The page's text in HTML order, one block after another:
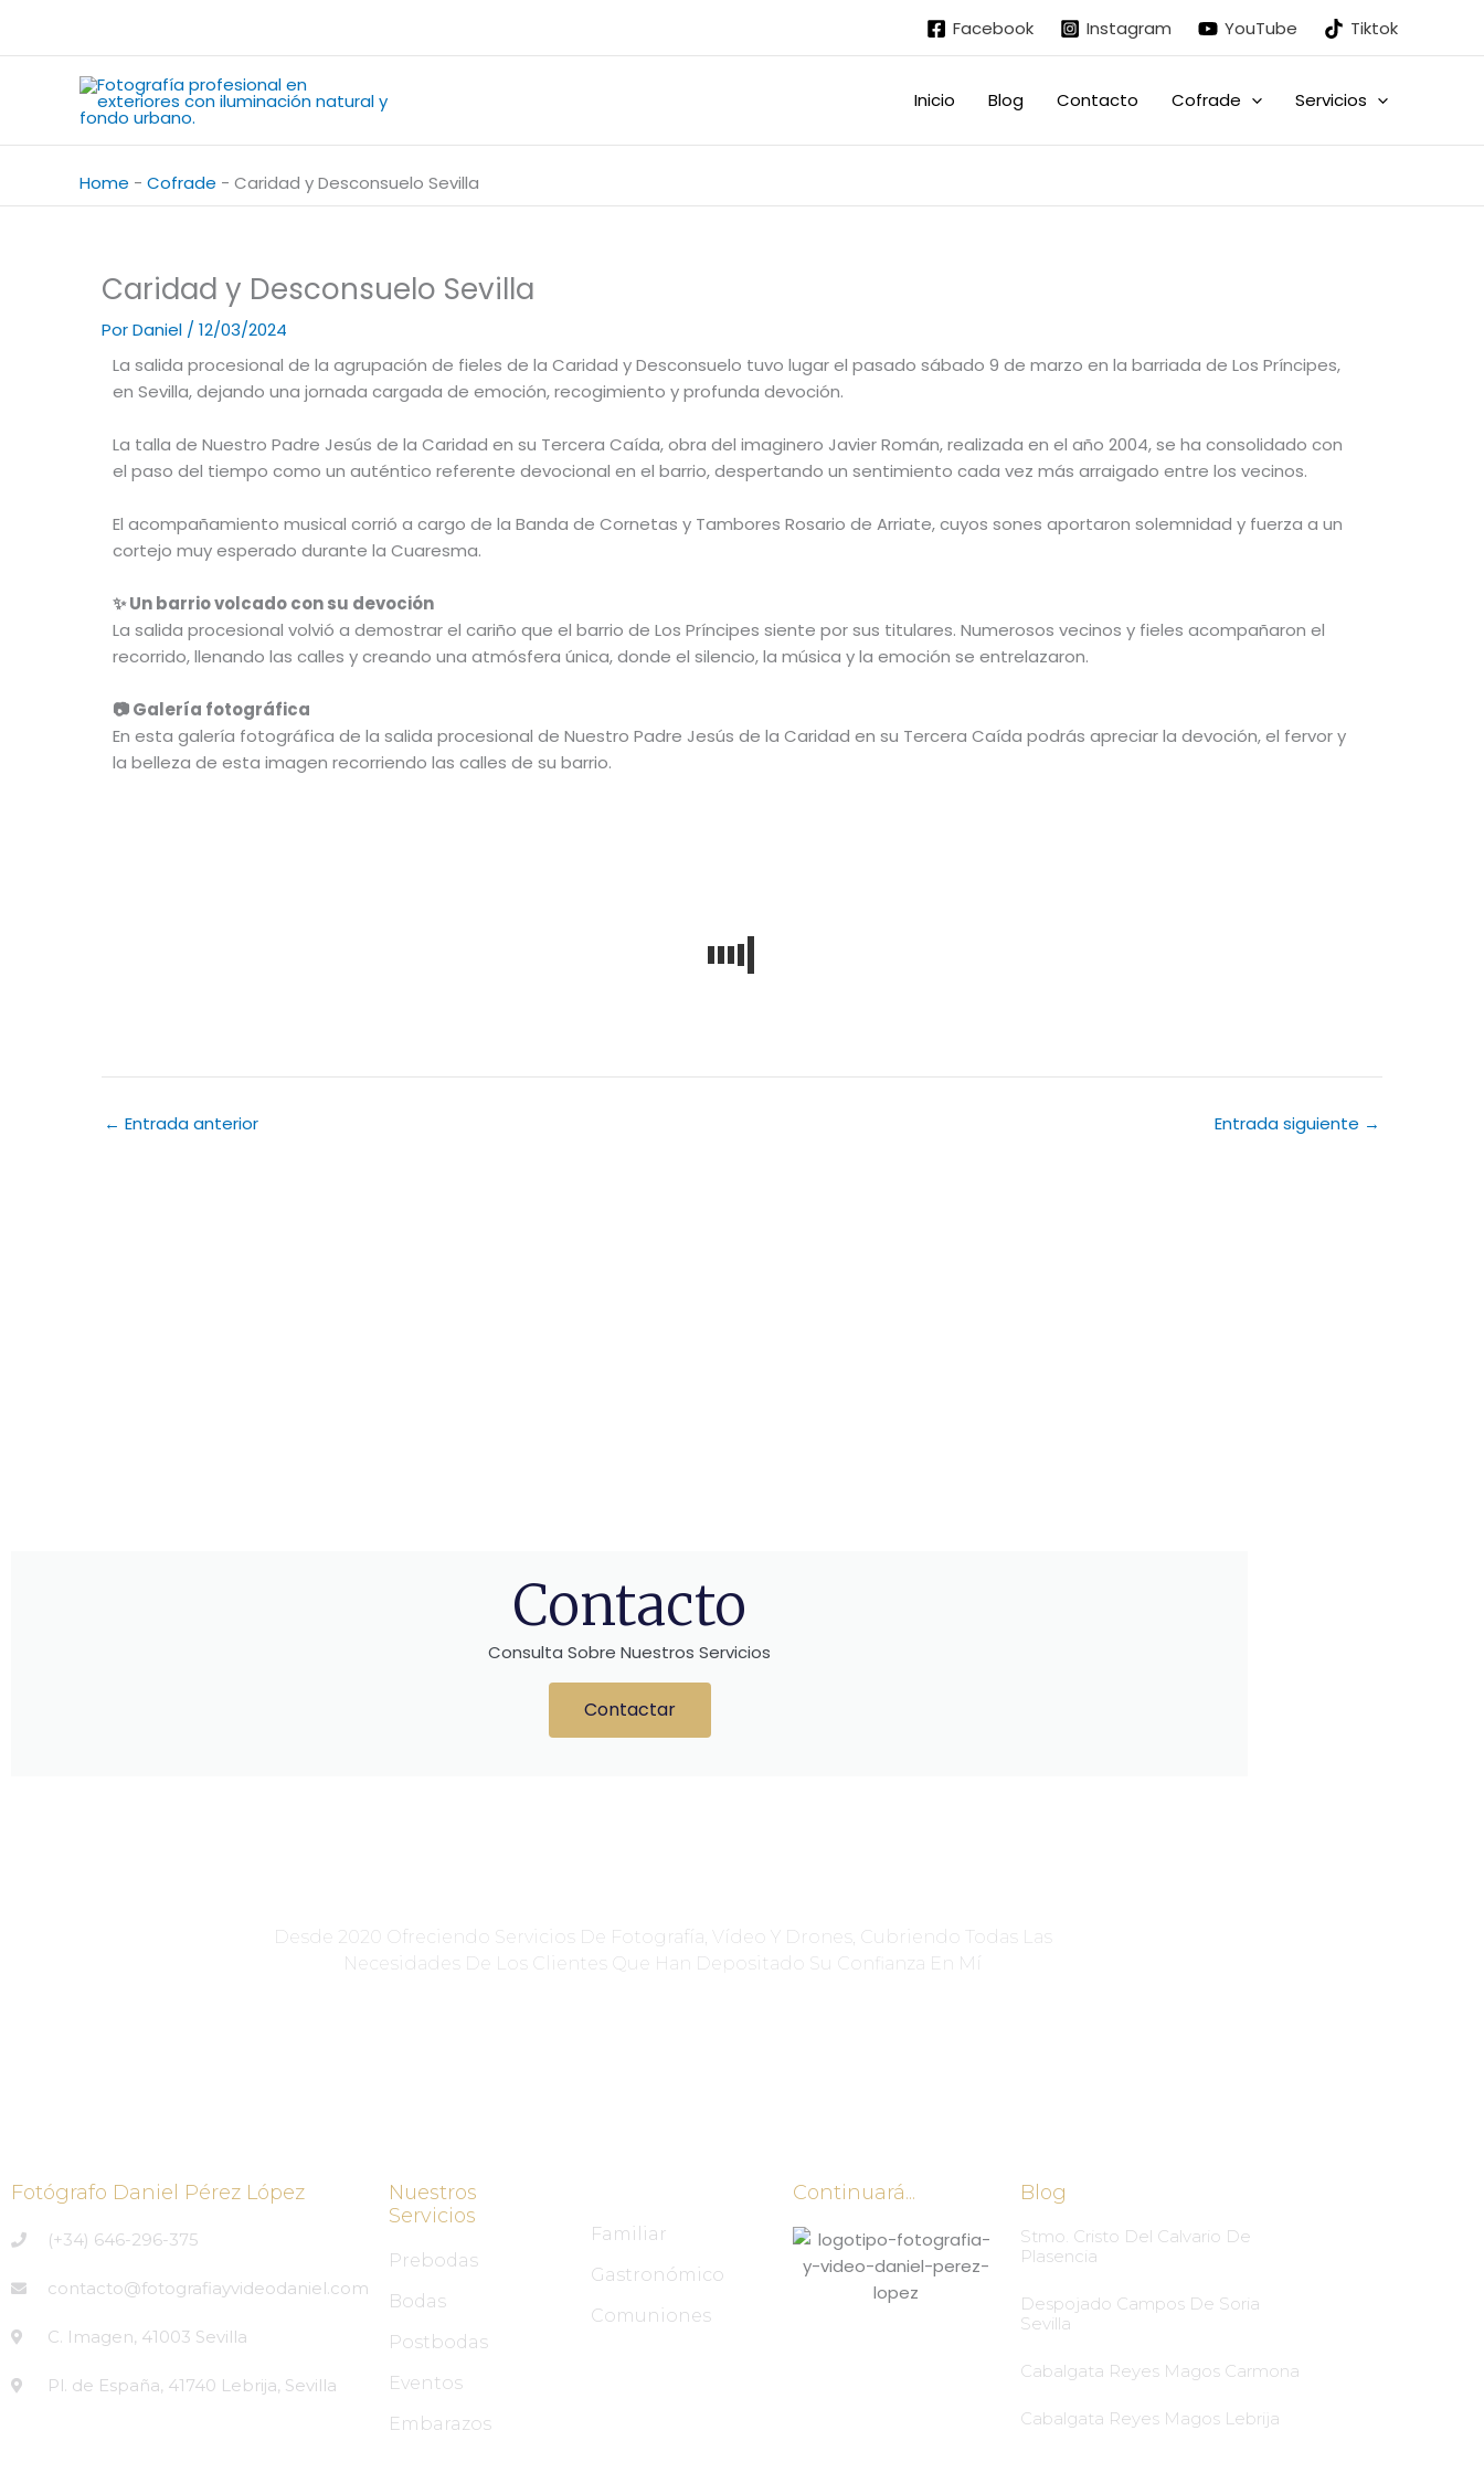
Facebook Instagram YouTube Tiktok
Inicio Blog Contacto Cofrade Servicios
Home - Cofrade - Caridad y Desconsuelo Sevilla
Caridad y Desconsuelo Sevilla
PorDaniel / 12/03/2024
La salida procesional de la agrupación de fieles de la Caridad y Desconsuelo tuvo lugar el pasado sábado 9 de marzo en la barriada de Los Príncipes,
en Sevilla, dejando una jornada cargada de emoción, recogimiento y profunda devoción.
La talla de Nuestro Padre Jesús de la Caridad en su Tercera Caída, obra del imaginero Javier Román, realizada en el año 2004, se ha consolidado con
el paso del tiempo como un auténtico referente devocional en el barrio, despertando un sentimiento cada vez más arraigado entre los vecinos.
El acompañamiento musical corrió a cargo de la Banda de Cornetas y Tambores Rosario de Arriate, cuyos sones aportaron solemnidad y fuerza a un
cortejo muy esperado durante la Cuaresma.
✨ Un barrio volcado con su devoción
La salida procesional volvió a demostrar el cariño que el barrio de Los Príncipes siente por sus titulares. Numerosos vecinos y fieles acompañaron el
recorrido, llenando las calles y creando una atmósfera única, donde el silencio, la música y la emoción se entrelazaron.
📷 Galería fotográfica
En esta galería fotográfica de la salida procesional de Nuestro Padre Jesús de la Caridad en su Tercera Caída podrás apreciar la devoción, el fervor y
la belleza de esta imagen recorriendo las calles de su barrio.
← Entrada anterior Entrada siguiente →
Contacto
Consulta Sobre Nuestros Servicios​
Contactar
Desde 2020 Ofreciendo Servicios De Fotografía, Vídeo Y Drones, Cubriendo Todas Las
Necesidades De Los Clientes Que Han Depositado Su Confianza En Mí
Fotógrafo Daniel Pérez López
(+34) 646-296-375
contacto@fotografiayvideodaniel.com
C. Imagen, 41003 Sevilla
Pl. de España, 41740 Lebrija, Sevilla
Nuestros
Servicios
Prebodas
Bodas
Postbodas
Eventos
Embarazos
Familiar
Gastronómico
Comuniones
Continuará... Blog
Stmo. Cristo Del Calvario De
Plasencia
Despojado Campos De Soria
Sevilla
Cabalgata Reyes Magos Carmona
Cabalgata Reyes Magos Lebrija